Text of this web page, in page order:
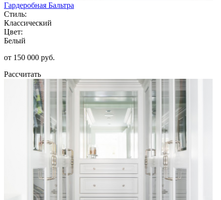
Гардеробная Бальтра
Стиль:
Классический
Цвет:
Белый
от 150 000 руб.
Рассчитать